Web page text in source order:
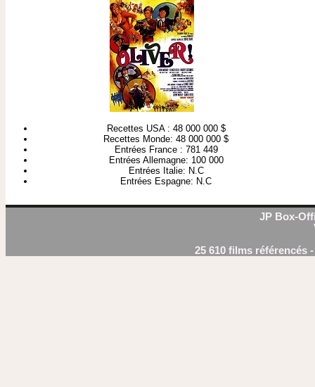
Recettes USA : 48 000 000 $
Recettes Monde: 48 000 000 $
Entrées France : 781 449
Entrées Allemagne: 100 000
Entrées Italie: N.C
Entrées Espagne: N.C
JP Box-
25 610 films référencés